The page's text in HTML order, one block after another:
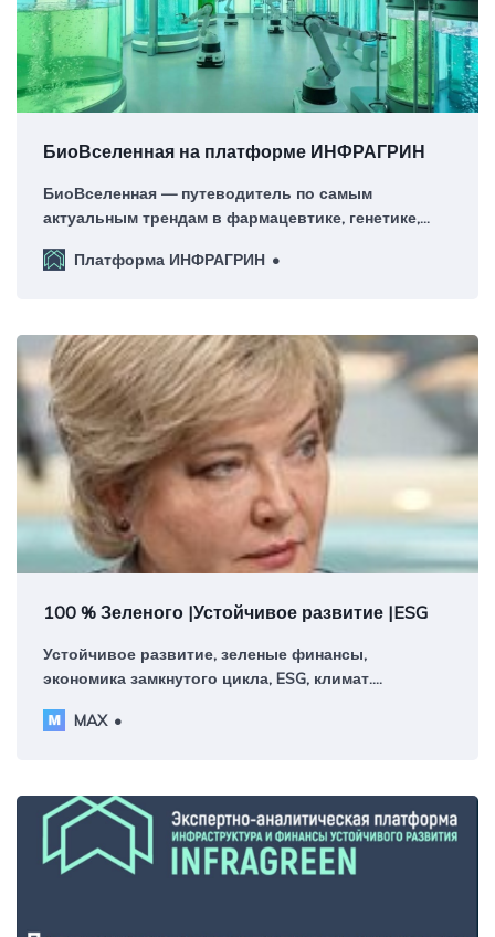
БиоВселенная на платформе ИНФРАГРИН
БиоВселенная — путеводитель по самым
актуальным трендам в фармацевтике, генетике,
к нам в исследовании будущего, где биология и
Платформа ИНФРАГРИН
100 % Зеленого |Устойчивое развитие |ESG
Устойчивое развитие, зеленые финансы,
экономика замкнутого цикла, ESG, климат.
ИНФРАГРИН Светланы Бик
MAX